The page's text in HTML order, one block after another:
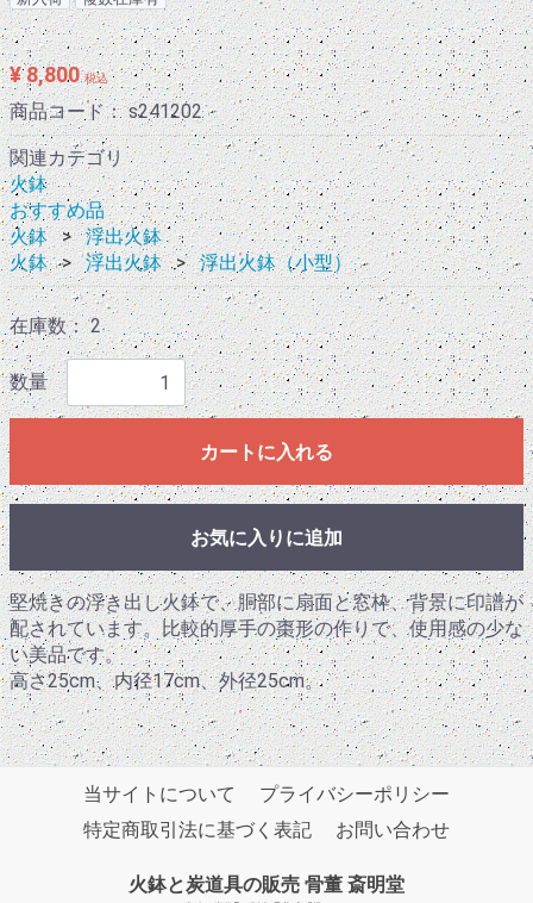
¥ 8,800 税込
商品コード：s241202
関連カテゴリ
火鉢
おすすめ品
火鉢
浮出火鉢
火鉢
浮出火鉢 浮出火鉢（小型）
在庫数： 2
数量
カートに入れる
お気に入りに追加
堅焼きの浮き出し火鉢で、胴部に扇面と窓枠、背景に印譜が
配されています。比較的厚手の棗形の作りで、使用感の少な
い美品です。
高さ25cm、内径17cm、外径25cm。
当サイトについて
プライバシーポリシー
特定商取引法に基づく表記
お問い合わせ
火鉢と炭道具の販売 骨董 斎明堂